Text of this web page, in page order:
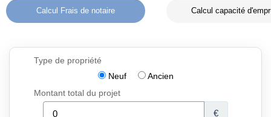
Calcul Frais de notaire Calcul capacité